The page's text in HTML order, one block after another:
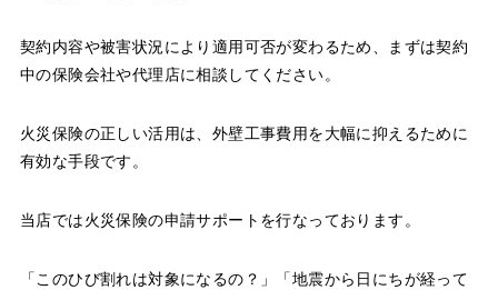
契約内容や被害状況により適用可否が変わるため、まずは契約
中の保険会社や代理店に相談してください。
火災保険の正しい活用は、外壁工事費用を大幅に抑えるために
有効な手段です。
当店では火災保険の申請サポートを行なっております。
「このひび割れは対象になるの？」「地震から日にちが経って